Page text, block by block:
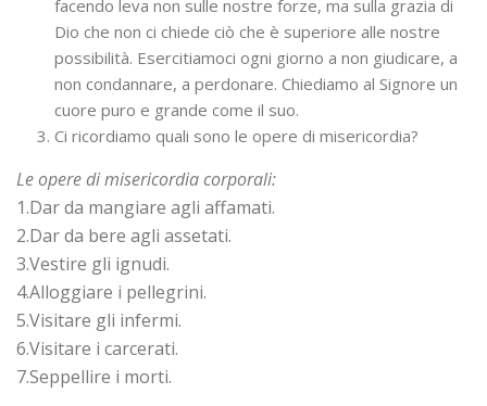
facendo leva non sulle nostre forze, ma sulla grazia di
Dio che non ci chiede ciò che è superiore alle nostre
possibilità. Esercitiamoci ogni giorno a non giudicare, a
non condannare, a perdonare. Chiediamo al Signore un
cuore puro e grande come il suo.
Ci ricordiamo quali sono le opere di misericordia?
Le opere di misericordia corporali:
1.Dar da mangiare agli affamati.
2.Dar da bere agli assetati.
3.Vestire gli ignudi.
4.Alloggiare i pellegrini.
5.Visitare gli infermi.
6.Visitare i carcerati.
7.Seppellire i morti.